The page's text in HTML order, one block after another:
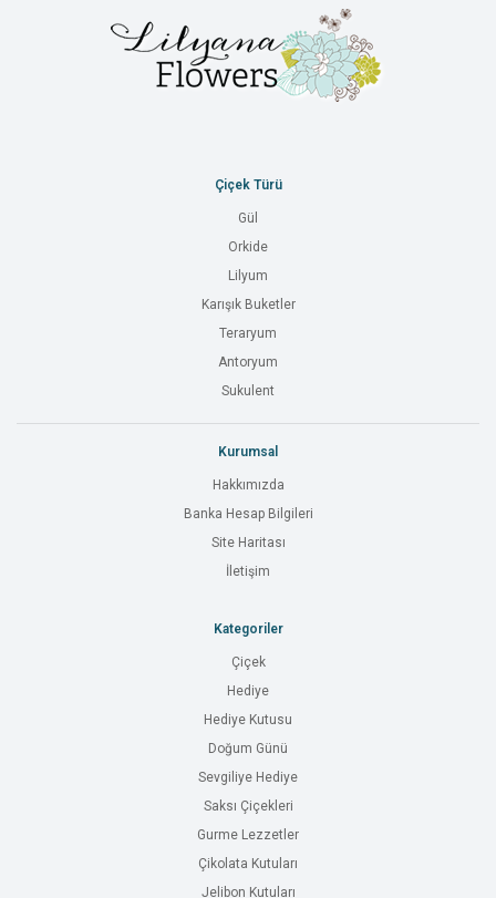
Çiçek Türü
Gül
Orkide
Lilyum
Karışık Buketler
Teraryum
Antoryum
Sukulent
Kurumsal
Hakkımızda
Banka Hesap Bilgileri
Site Haritası
İletişim
Kategoriler
Çiçek
Hediye
Hediye Kutusu
Doğum Günü
Sevgiliye Hediye
Saksı Çiçekleri
Gurme Lezzetler
Çikolata Kutuları
Jelibon Kutuları